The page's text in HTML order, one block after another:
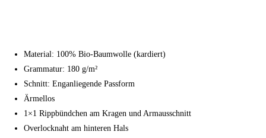
Material: 100% Bio-Baumwolle (kardiert)
Grammatur: 180 g/m²
Schnitt: Enganliegende Passform
Ärmellos
1×1 Rippbündchen am Kragen und Armausschnitt
Overlocknaht am hinteren Hals